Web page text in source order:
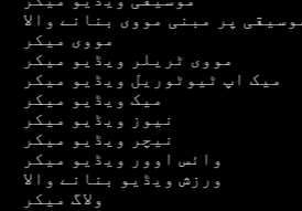
پر مبنی مووی بنانے والا
مووی میکر
مووی ٹریلر ویڈیو میکر
میک اپ ٹیوٹوریل ویڈیو میکر
میک ویڈیو میکر
نیوز ویڈیو میکر
نیچر ویڈیو میکر
وائس اوور ویڈیو میکر
ورزش ویڈیو بنانے والا
ولاگ میکر